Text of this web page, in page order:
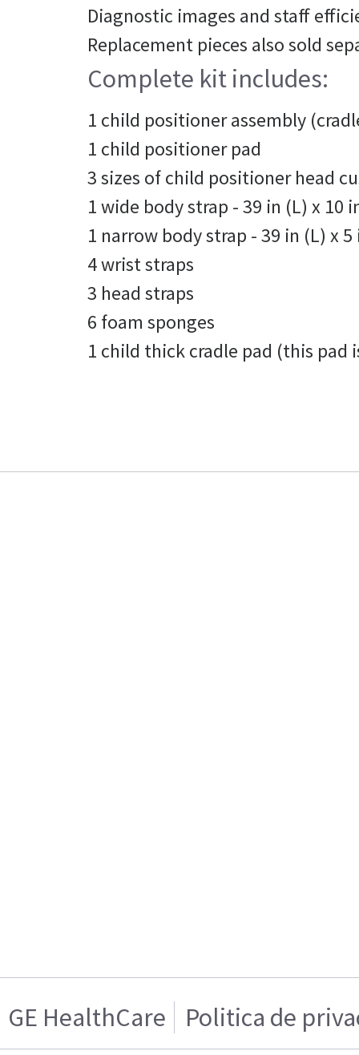
Diagnostic images and staff
Replacement pieces also sold
Complete kit includes:
1 child positioner assembly
1 child positioner pad
3 sizes of child positioner head
1 wide body strap - 39 in (L) x 10
1 narrow body strap - 39 in (L) x 5
4 wrist straps
3 head straps
6 foam sponges
1 child thick cradle pad (this pad
GE HealthCare Politica de